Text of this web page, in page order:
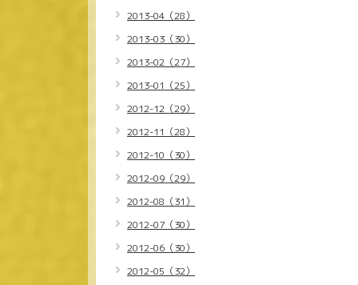
2013-04（28）
2013-03（30）
2013-02（27）
2013-01（25）
2012-12（29）
2012-11（28）
2012-10（30）
2012-09（29）
2012-08（31）
2012-07（30）
2012-06（30）
2012-05（32）